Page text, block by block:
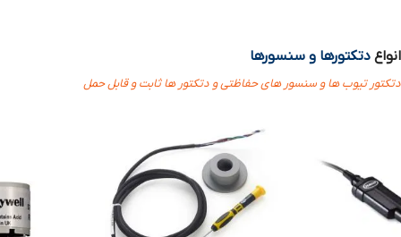
انواع دتکتورها و سنسورها
دتکتور تیوب ها و سنسور های حفاظتی و دتکتور ها ثابت و قابل حمل